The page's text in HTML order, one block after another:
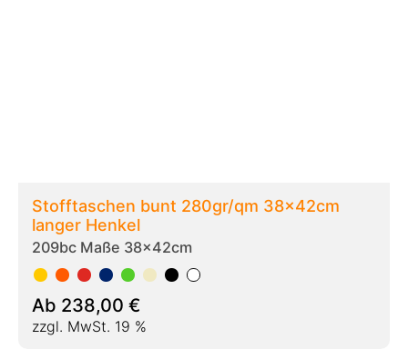
Baumwolltaschen bunt 38x42cm Fairtrade
252c Maße 38x42cm
Ab 155,00 €
zzgl. MwSt. 19 %